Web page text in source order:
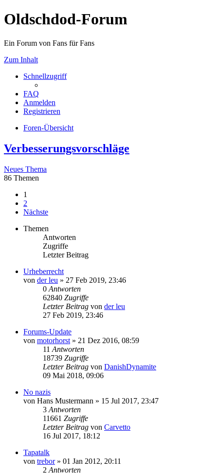
Oldschdod-Forum
Ein Forum von Fans für Fans
Zum Inhalt
Schnellzugriff
FAQ
Anmelden
Registrieren
Foren-Übersicht
Verbesserungsvorschläge
Neues Thema
86 Themen
1
2
Nächste
Themen
Antworten
Zugriffe
Letzter Beitrag
Urheberrecht
von der leu » 27 Feb 2019, 23:46
0 Antworten
62840 Zugriffe
Letzter Beitrag von der leu
27 Feb 2019, 23:46
Forums-Update
von motorhorst » 21 Dez 2016, 08:59
11 Antworten
18739 Zugriffe
Letzter Beitrag von DanishDynamite
09 Mai 2018, 09:06
No nazis
von Hans Mustermann » 15 Jul 2017, 23:47
3 Antworten
11661 Zugriffe
Letzter Beitrag von Carvetto
16 Jul 2017, 18:12
Tapatalk
von trebor» 01 Jan 2012, 20:11
2 Antworten